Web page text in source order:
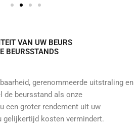
VAN UW BEURS
BEURSSTANDS
gerenommeerde uitstraling en
beursstand als onze
een groter rendement uit uw
gelijkertijd kosten vermindert.